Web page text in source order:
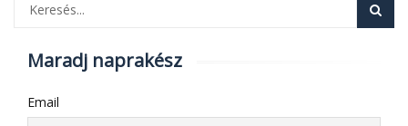
Maradj naprakész
Email